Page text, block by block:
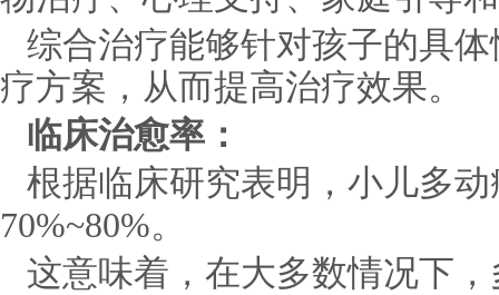
综合治疗能够针对孩子的具
疗方案，从而提高治疗效果。
临床治愈率：
根据临床研究表明，小儿多
70%~80%。
这意味着，在大多数情况下